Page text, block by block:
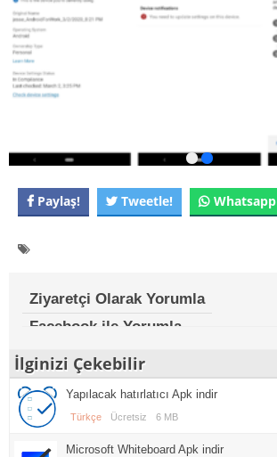
Paylaş! Tweetle! Whatsapp
Ziyaretçi Olarak Yorumla
Facebook ile Yorumla
İlginizi Çekebilir
Yapılacak hatırlatıcı Apk indir
Türkçe Ücretsiz 6 MB
Microsoft Whiteboard Apk indir